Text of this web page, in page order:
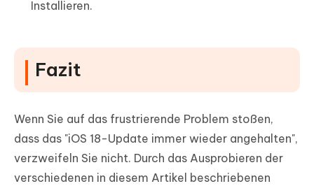
Installieren.
Fazit
Wenn Sie auf das frustrierende Problem stoßen,
dass das "iOS 18-Update immer wieder angehalten",
verzweifeln Sie nicht. Durch das Ausprobieren der
verschiedenen in diesem Artikel beschriebenen